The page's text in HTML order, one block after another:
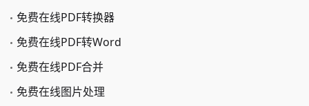
免费在线PDF转换器
免费在线PDF转Word
免费在线PDF合并
免费在线图片处理